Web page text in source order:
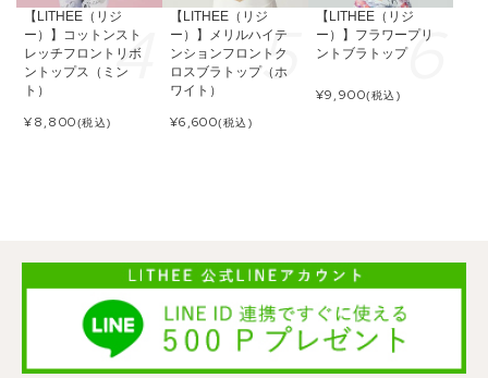
【LITHEE（リジ
ー）】コットンスト
レッチフロントリボ
ントップス（ミン
ト）
¥8,800(税込)
【LITHEE（リジ
ー）】メリルハイテ
ンションフロントク
ロスブラトップ（ホ
ワイト）
¥6,600(税込)
【LITHEE（リジ
ー）】フラワープリ
ントブラトップ
¥9,900(税込)